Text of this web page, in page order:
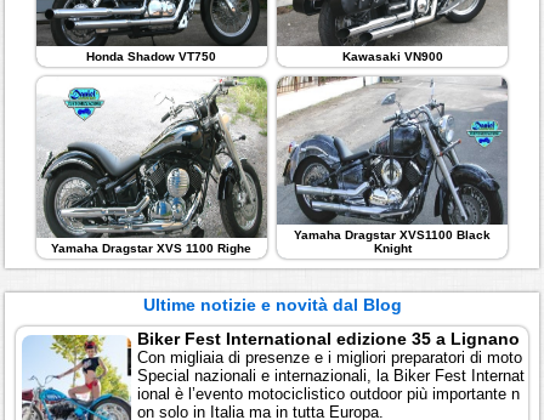
Honda Shadow VT750 Kawasaki VN900
Yamaha Dragstar XVS 1100 Righe
Yamaha Dragstar XVS1100 Black
Knight
Ultime notizie e novità dal Blog
Biker Fest International edizione 35 a Lignano
Con migliaia di presenze e i migliori preparatori di moto
Special nazionali e internazionali, la Biker Fest Internat
ional è l’evento motociclistico outdoor più importante n
on solo in Italia ma in tutta Europa.